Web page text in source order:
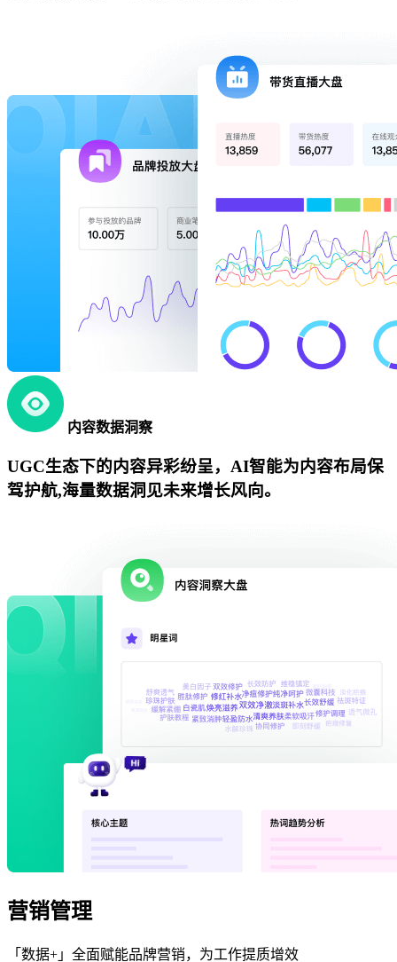
内容数据洞察
UGC生态下的内容异彩纷呈，AI智能为内容布局保
驾护航,海量数据洞见未来增长风向。
营销管理
「数据+」全面赋能品牌营销，为工作提质增效